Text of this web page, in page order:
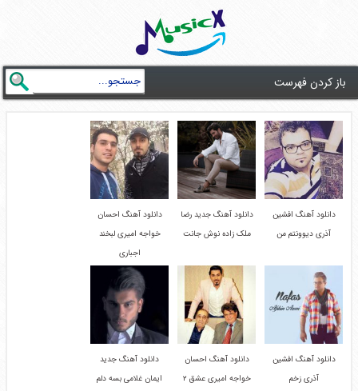
باز کردن فهرست
دانلود آهنگ افشین
آذری دیوونتم من
دانلود آهنگ جدید رضا
ملک زاده نوش جانت
دانلود آهنگ احسان
خواجه امیری لبخند
اجباری
دانلود آهنگ افشین
آذری زخم
دانلود آهنگ احسان
خواجه امیری عشق ۲
دانلود آهنگ جدید
ایمان غلامی بسه دلم